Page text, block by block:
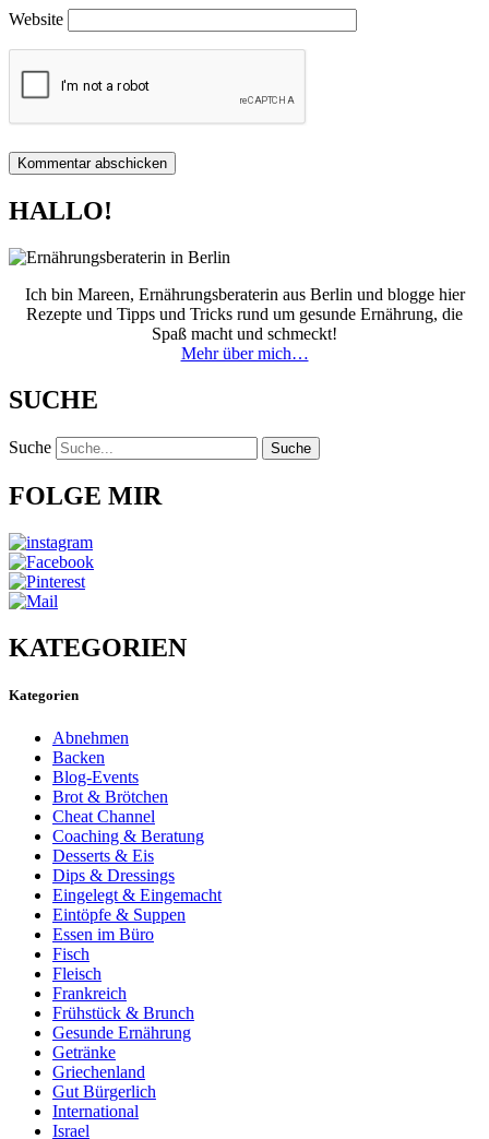
Website
HALLO!
Ich bin Mareen, Ernährungsberaterin aus Berlin und blogge hier
Rezepte und Tipps und Tricks rund um gesunde Ernährung, die
Spaß macht und schmeckt!
Mehr über mich…
SUCHE
Suche Suche
FOLGE MIR
KATEGORIEN
Kategorien
Abnehmen
Backen
Blog-Events
Brot & Brötchen
Cheat Channel
Coaching & Beratung
Desserts & Eis
Dips & Dressings
Eingelegt & Eingemacht
Eintöpfe & Suppen
Essen im Büro
Fisch
Fleisch
Frankreich
Frühstück & Brunch
Gesunde Ernährung
Getränke
Griechenland
Gut Bürgerlich
International
Israel